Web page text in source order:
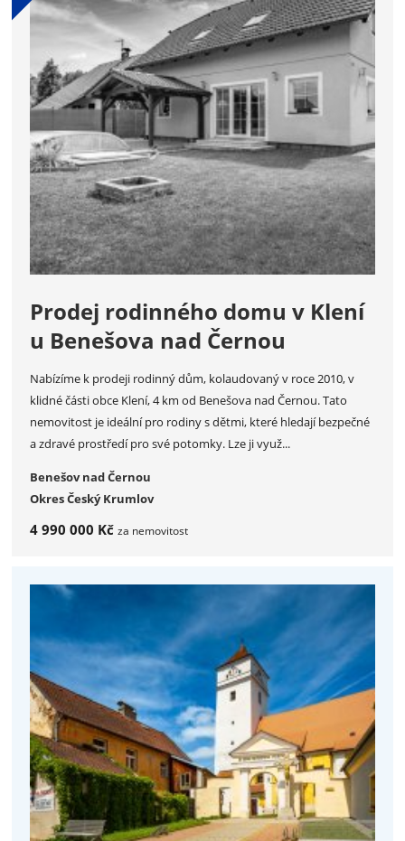
Prodej rodinného domu v Klení
u Benešova nad Černou
Nabízíme k prodeji rodinný dům, kolaudovaný v roce 2010, v
klidné části obce Klení, 4 km od Benešova nad Černou. Tato
nemovitost je ideální pro rodiny s dětmi, které hledají bezpečné
a zdravé prostředí pro své potomky. Lze ji využ...
Benešov nad Černou
Okres Český Krumlov
4 990 000 Kč za nemovitost